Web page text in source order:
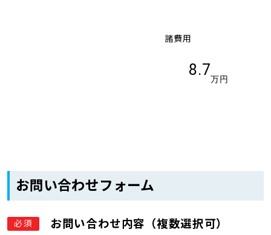
0120-733-500
諸費用
8.7
万円
お問い合わせフォーム
必須
お問い合わせ内容（複数選択可）